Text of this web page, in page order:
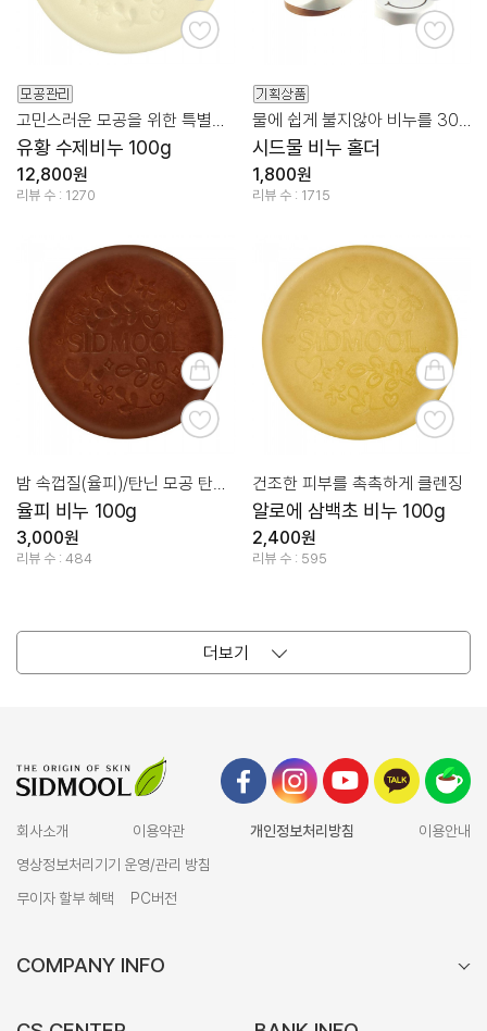
유황 수제비누 100g
12,800원
리뷰 수 : 1270
시드물 비누 홀더
1,800원
리뷰 수 : 1715
율피 비누 100g
3,000원
리뷰 수 : 484
건조한 피부를 촉촉하게 클렌징
알로에 삼백초 비누 100g
2,400원
리뷰 수 : 595
더보기
회사소개 이용약관 개인정보처리방침
이용안내
영상정보처리기기 운영/관리 방침
무이자 할부 혜택
PC버전
COMPANY INFO